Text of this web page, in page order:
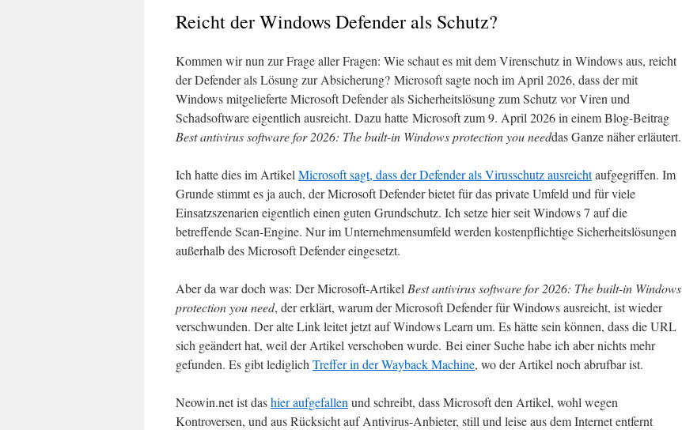
Reicht der Windows Defender als Schutz?
Kommen wir nun zur Frage aller Fragen: Wie schaut es mit dem Virenschutz in Windows aus, reicht
der Defender als Lösung zur Absicherung? Microsoft sagte noch im April 2026, dass der mit
Windows mitgelieferte Microsoft Defender als Sicherheitslösung zum Schutz vor Viren und
Schadsoftware eigentlich ausreicht. Dazu hatte Microsoft zum 9. April 2026 in einem Blog-Beitrag
Best antivirus software for 2026: The built-in Windows protection you needdas Ganze näher erläutert.
Ich hatte dies im Artikel Microsoft sagt, dass der Defender als Virusschutz ausreichtaufgegriffen. Im
Grunde stimmt es ja auch, der Microsoft Defender bietet für das private Umfeld und für viele
Einsatzszenarien eigentlich einen guten Grundschutz. Ich setze hier seit Windows 7 auf die
betreffende Scan-Engine. Nur im Unternehmensumfeld werden kostenpflichtige Sicherheitslösungen
außerhalb des Microsoft Defender eingesetzt.
Aber da war doch was: Der Microsoft-Artikel Best antivirus software for 2026: The built-in Windows
protection you need, der erklärt, warum der Microsoft Defender für Windows ausreicht, ist wieder
verschwunden. Der alte Link leitet jetzt auf Windows Learn um. Es hätte sein können, dass die URL
sich geändert hat, weil der Artikel verschoben wurde. Bei einer Suche habe ich aber nichts mehr
gefunden. Es gibt lediglich Treffer in der Wayback Machine, wo der Artikel noch abrufbar ist.
Neowin.net ist dashier aufgefallen und schreibt, dass Microsoft den Artikel, wohl wegen
Kontroversen, und aus Rücksicht auf Antivirus-Anbieter, still und leise aus dem Internet entfernt